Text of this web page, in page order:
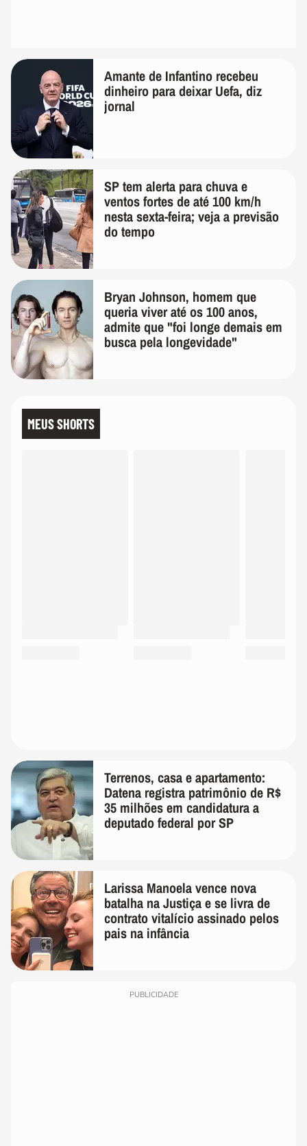
Amante de Infantino recebeu
dinheiro para deixar Uefa, diz
jornal
SP tem alerta para chuva e
ventos fortes de até 100 km/h
nesta sexta-feira; veja a previsão
do tempo
Bryan Johnson, homem que
queria viver até os 100 anos,
admite que "foi longe demais em
busca pela longevidade"
MEUS SHORTS
Terrenos, casa e apartamento:
Datena registra patrimônio de R$
35 milhões em candidatura a
deputado federal por SP
Larissa Manoela vence nova
batalha na Justiça e se livra de
contrato vitalício assinado pelos
pais na infância
PUBLICIDADE